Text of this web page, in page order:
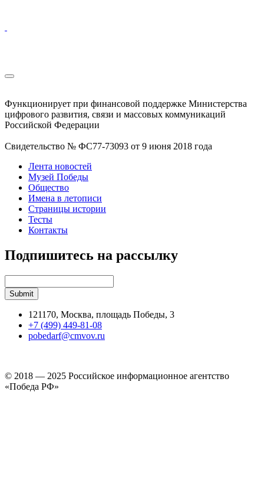
Функционирует при финансовой поддержке Министерства
цифрового развития, связи и массовых коммуникаций
Российской Федерации
Свидетельство № ФС77-73093 от 9 июня 2018 года
Лента новостей
Музей Победы
Общество
Имена в летописи
Страницы истории
Тесты
Контакты
Подпишитесь на рассылку
121170, Москва, площадь Победы, 3
+7 (499) 449-81-08
pobedarf@cmvov.ru
© 2018 — 2025 Российское информационное агентство
«Победа РФ»